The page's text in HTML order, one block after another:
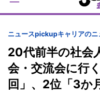
ニュースpickupキャリアのニ
20代前半の社会
会・交流会に行
回」、2位「3か